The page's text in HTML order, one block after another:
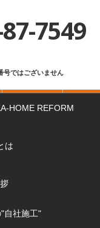
7549
ではございません
HOME REFORM
は
自社施工"